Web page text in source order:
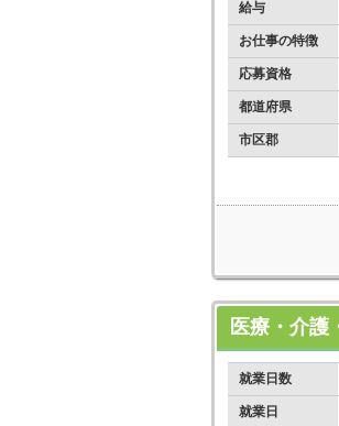
給与
お仕事の特徴
応募資格
都道府県
市区郡
医療・介護
就業日数
就業日